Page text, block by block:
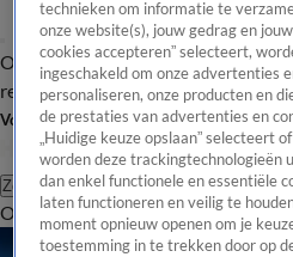
Overzicht Laatste nieuws Regionieuws
redactie
Volg Hart van Nederland
Zoeken
OverzichtRegioUitzendingenWeer
technieken om informatie te
onze website(s), jouw gedrag en
cookies accepteren” selecteert,
ingeschakeld om onze advertenties
personaliseren, onze producten en
de prestaties van advertenties en
„Huidige keuze opslaan” selecteert
worden deze trackingtechnologieën
dan enkel functionele en essentiële
laten functioneren en veilig te
moment opnieuw openen om je
toestemming in te trekken door op